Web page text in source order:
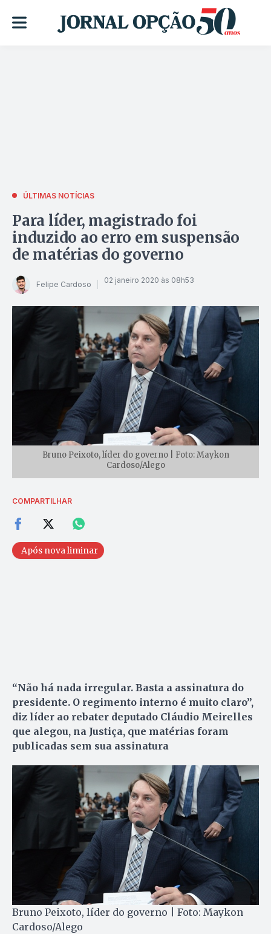
ÚLTIMAS NOTÍCIAS
Para líder, magistrado foi
induzido ao erro em suspensão
de matérias do governo
Felipe Cardoso 02 janeiro 2020 às 08h53
Bruno Peixoto, líder do governo | Foto: Maykon
Cardoso/Alego
COMPARTILHAR
Após nova liminar
“Não há nada irregular. Basta a assinatura do
presidente. O regimento interno é muito claro”,
diz líder ao rebater deputado Cláudio Meirelles
que alegou, na Justiça, que matérias foram
publicadas sem sua assinatura
Bruno Peixoto, líder do governo | Foto: Maykon
Cardoso/Alego